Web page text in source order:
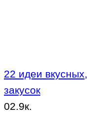
22 идеи
закусок
02.9к.